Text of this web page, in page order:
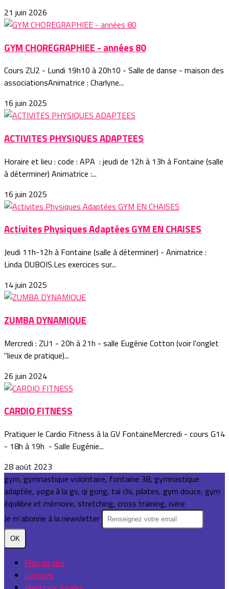
21 juin 2026
GYM CHOREGRAPHIEE - années 80
Cours ZU2 - Lundi 19h10 à 20h10 - Salle de danse - maison des
associationsAnimatrice : Charlyne...
16 juin 2025
ACTIVITES PHYSIQUES ADAPTEES
Horaire et lieu : code : APA : jeudi de 12h à 13h à Fontaine (salle
à déterminer) Animatrice :...
16 juin 2025
Activites Physiques Adaptées GYM EN CHAISES
Jeudi 11h-12h à Fontaine (salle à déterminer) - Animatrice :
Linda DUBOIS.Les exercices sur...
14 juin 2025
ZUMBA DYNAMIQUE
Mercredi : ZU1 - 20h à 21h - salle Eugénie Cotton (voir l'onglet
"lieux de pratique)...
26 juin 2024
CARDIO FITNESS
Pratiquer le Cardio Fitness à la GV FontaineMercredi - cours G14
- 18h à 19h - Salle Eugénie...
28 août 2023
gym, gymnastique volontaire, fontaine 38, gymnastique
adaptée, yoga à la gv, qi gong, tai chi, pilates, gym douce, gym
équilibre et mémoire, stretching, cross training, isère
Je m'abonne à la newsletter
OK
Plan du site
Licences